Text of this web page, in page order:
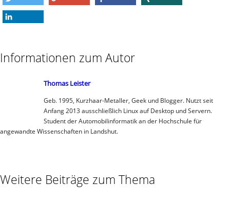
twittern
Informationen zum Autor
Thomas Leister
Geb. 1995, Kurzhaar-Metaller, Geek und Blogger. Nutzt seit
Anfang 2013 ausschließlich Linux auf Desktop und Servern.
Student der Automobilinformatik an der Hochschule für
angewandte Wissenschaften in Landshut.
Weitere Beiträge zum Thema